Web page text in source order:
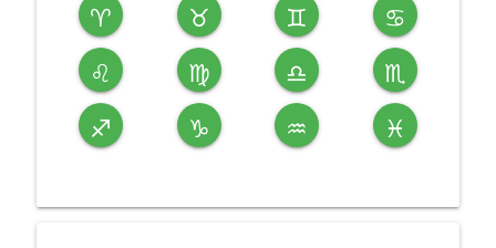
♈ ♉ ♊ ♋
♌ ♍ ♎ ♏
♐ ♑ ♒ ♓